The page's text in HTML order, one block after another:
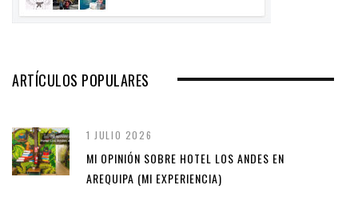
ARTÍCULOS POPULARES
1 JULIO 2026
MI OPINIÓN SOBRE HOTEL LOS ANDES EN
AREQUIPA (MI EXPERIENCIA)